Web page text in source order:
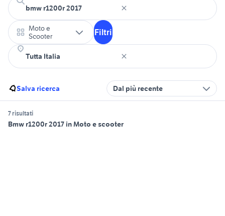
Moto e
Scooter
Filtri
Salva ricerca Dal più recente
7 risultati
Bmw r1200r 2017 in Moto e scooter